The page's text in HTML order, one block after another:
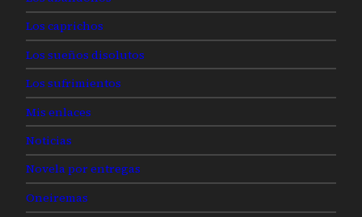
Los caprichos
Los sueños disolutos
Los sufrimientos
Mis enlaces
Noticias
Novela por entregas
Oneiremas